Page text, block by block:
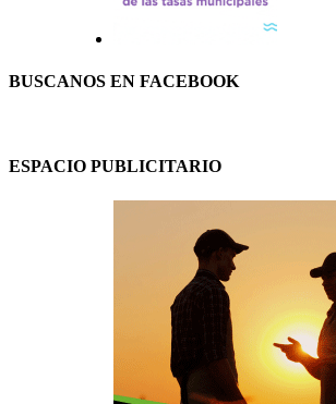
BUSCANOS EN FACEBOOK
ESPACIO PUBLICITARIO